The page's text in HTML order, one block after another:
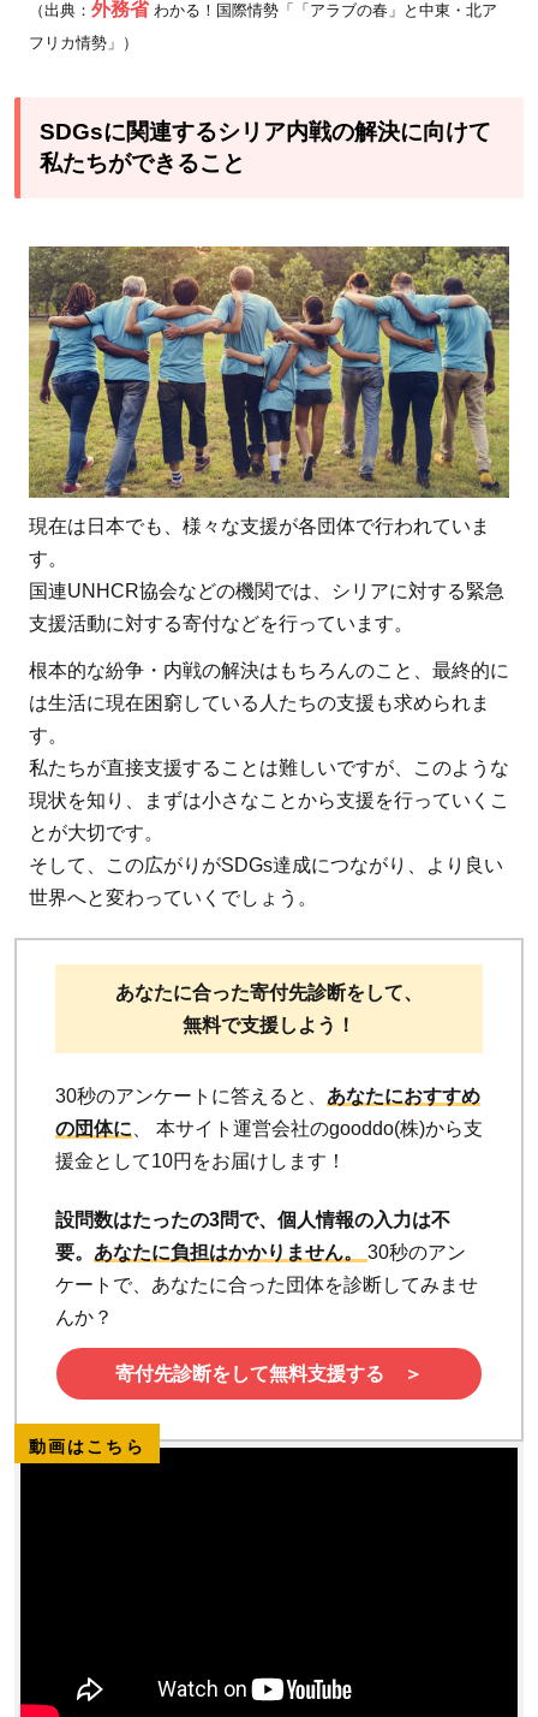
（出典： 外務省わかる！国際情勢「「アラブの春」と中東・北ア
フリカ情勢」）
SDGsに関連するシリア内戦の解決に向けて
私たちができること
現在は日本でも、様々な支援が各団体で行われていま
す。
国連UNHCR協会などの機関では、シリアに対する緊急
支援活動に対する寄付などを行っています。
根本的な紛争・内戦の解決はもちろんのこと、最終的に
は生活に現在困窮している人たちの支援も求められま
す。
私たちが直接支援することは難しいですが、このような
現状を知り、まずは小さなことから支援を行っていくこ
とが大切です。
そして、この広がりがSDGs達成につながり、より良い
世界へと変わっていくでしょう。
あなたに合った寄付先診断をして、
無料で支援しよう！
30秒のアンケートに答えると、 あなたにおすすめ
の団体に 、 本サイト運営会社のgooddo(株)から支
援金として10円をお届けします！
設問数はたったの3問で、個人情報の入力は不
要。 あなたに負担はかかりません。 30秒のアン
ケートで、あなたに合った団体を診断してみませ
んか？
寄付先診断をして無料支援する ＞
動画はこちら